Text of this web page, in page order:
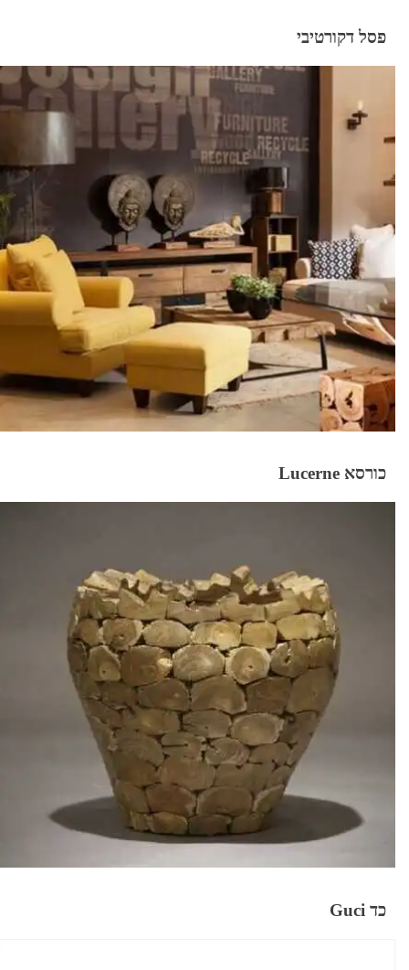
פסל דקורטיבי
כורסא Lucerne
כד Guci